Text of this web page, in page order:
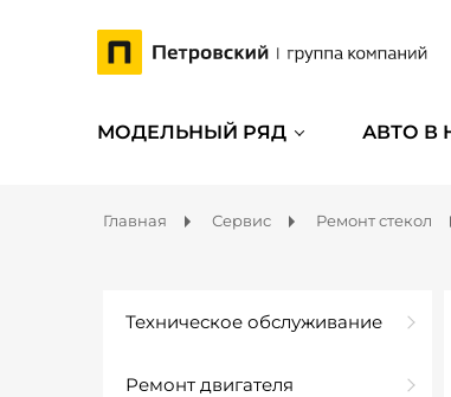
МОДЕЛЬНЫЙ РЯД АВТО В
Главная Сервис Ремонт стекол
Техническое обслуживание
Ремонт двигателя